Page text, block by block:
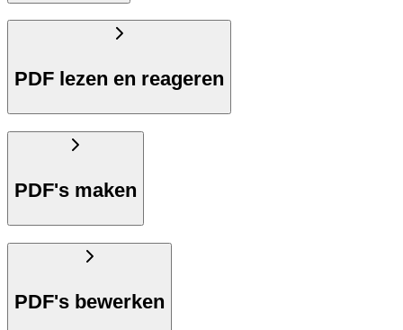
PDF lezen en reageren
PDF's maken
PDF's bewerken